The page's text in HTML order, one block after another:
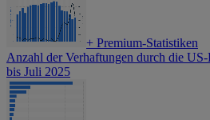
+ Premium-Statistiken
Anzahl der Verhaftungen durch die
bis Juli 2025